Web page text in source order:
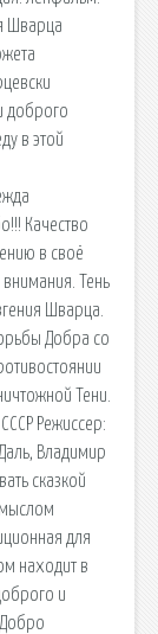
Шварца
доброго
в этой
Качество
в своё
Тень
Шварца.
Добра со
Тени.
Режиссер:
Владимир
сказкой
для
находит в
и